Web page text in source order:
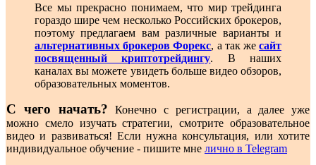
Все мы прекрасно понимаем, что мир трейдинга
гораздо шире чем несколько Российских брокеров,
поэтому предлагаем вам различные варианты и
альтернативных брокеров Форекс, а так жесайт
посвященный криптотрейдингу. В наших
каналах вы можете увидеть больше видео обзоров,
образовательных моментов.
С чего начать?Конечно с регистрации, а далее уже
можно смело изучать стратегии, смотрите образовательное
видео и развиваться! Если нужна консультация, или хотите
индивидуальное обучение - пишите мне лично в Telegram